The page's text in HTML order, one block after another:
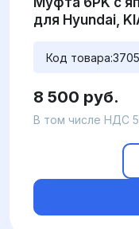
для Hyundai,
Код товара:
8 500 руб.
В том числе НДС